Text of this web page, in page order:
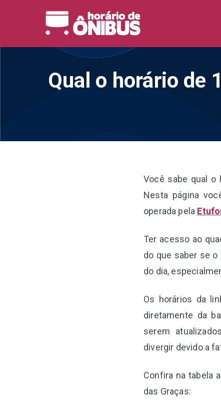
Qual o horário de
Você sabe qual o
Nesta página
operada pela
Ter acesso ao
do que saber se
do dia,
Os horários da
diretamente da
serem
divergir devido a
Confira na tabela
das Graças: